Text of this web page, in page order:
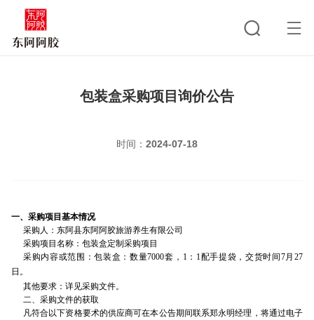
包装盒采购项目询价公告
时间： 2024-07-18
一、采购项目基本情况
采购人：东阿县东阿阿胶旅游养生有限公司
采购项目名称：包装盒定制采购项目
采购内容或范围：包装盒：数量7000套，1：1配手提袋 ， 交货时间7月27
日 。
其他要求：详见采购文件。
二、采购文件的获取
凡符合以下资格要术的供应商可在本公告期间联系郑永明经理，将通过电子